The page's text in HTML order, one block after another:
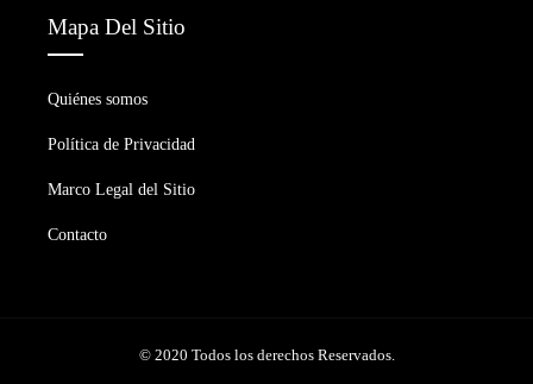
Mapa Del Sitio
Quiénes somos
Política de Privacidad
Marco Legal del Sitio
Contacto
© 2020 Todos los derechos Reservados.